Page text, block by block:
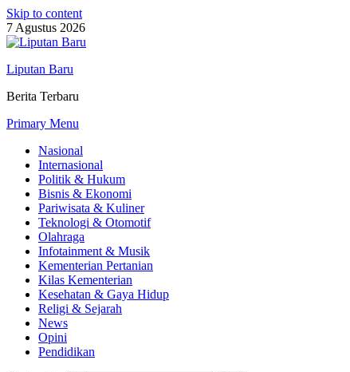
Skip to content
7 Agustus 2026
Liputan Baru
Berita Terbaru
Primary Menu
Nasional
Internasional
Politik & Hukum
Bisnis & Ekonomi
Pariwisata & Kuliner
Teknologi & Otomotif
Olahraga
Infotainment & Musik
Kementerian Pertanian
Kilas Kementerian
Kesehatan & Gaya Hidup
Religi & Sejarah
News
Opini
Pendidikan